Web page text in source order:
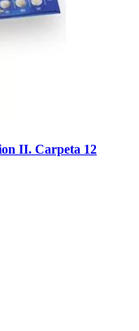
II. Carpeta 12